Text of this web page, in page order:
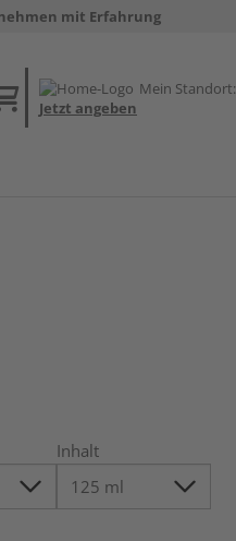
mit Erfahrung
Mein Standort:
Jetzt angeben
Inhalt